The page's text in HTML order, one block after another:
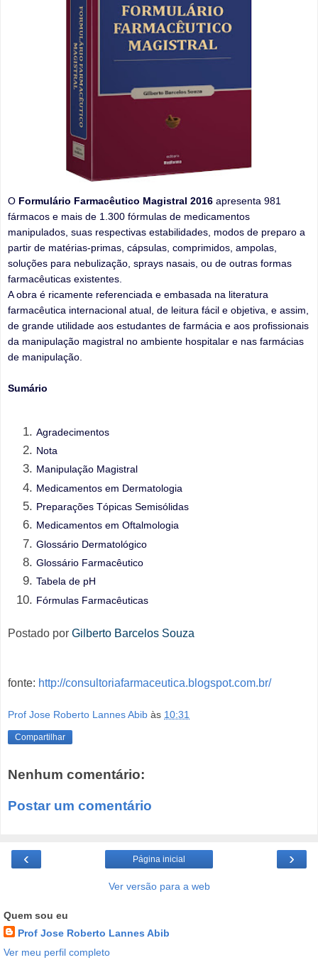
O Formulário Farmacêutico Magistral 2016 apresenta 981
fármacos e mais de 1.300 fórmulas de medicamentos
manipulados, suas respectivas estabilidades, modos de preparo a
partir de matérias-primas, cápsulas, comprimidos, ampolas,
soluções para nebulização, sprays nasais, ou de outras formas
farmacêuticas existentes.
A obra é ricamente referenciada e embasada na literatura
farmacêutica internacional atual, de leitura fácil e objetiva, e assim,
de grande utilidade aos estudantes de farmácia e aos profissionais
da manipulação magistral no ambiente hospitalar e nas farmácias
de manipulação.
Sumário
Agradecimentos
Nota
Manipulação Magistral
Medicamentos em Dermatologia
Preparações Tópicas Semisólidas
Medicamentos em Oftalmologia
Glossário Dermatológico
Glossário Farmacêutico
Tabela de pH
Fórmulas Farmacêuticas
Postado por Gilberto Barcelos Souza
fonte: http://consultoriafarmaceutica.blogspot.com.br/
Prof Jose Roberto Lannes Abib às 10:31
Compartilhar
Nenhum comentário:
Postar um comentário
‹ ›
Página inicial
Ver versão para a web
Quem sou eu
Prof Jose Roberto Lannes Abib
Ver meu perfil completo